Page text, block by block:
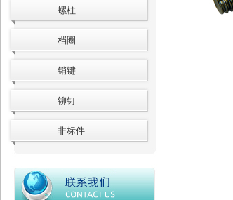
螺柱
档圈
销键
铆钉
非标件